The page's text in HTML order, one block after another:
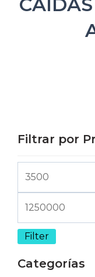
Filtrar por
Filter
Categorías